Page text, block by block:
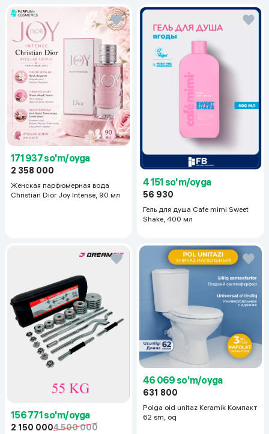
171 937 so'm/oyga
2 358 000
Женская парфюмерная вода
Christian Dior Joy Intense, 90 мл
4 151 so'm/oyga
56 930
Гель для душа Cafe mimi Sweet
Shake, 400 мл
156 771 so'm/oyga
2 150 0004 500 000
46 069 so'm/oyga
631 800
Polga oid unitaz Keramik Компакт
62 sm, oq